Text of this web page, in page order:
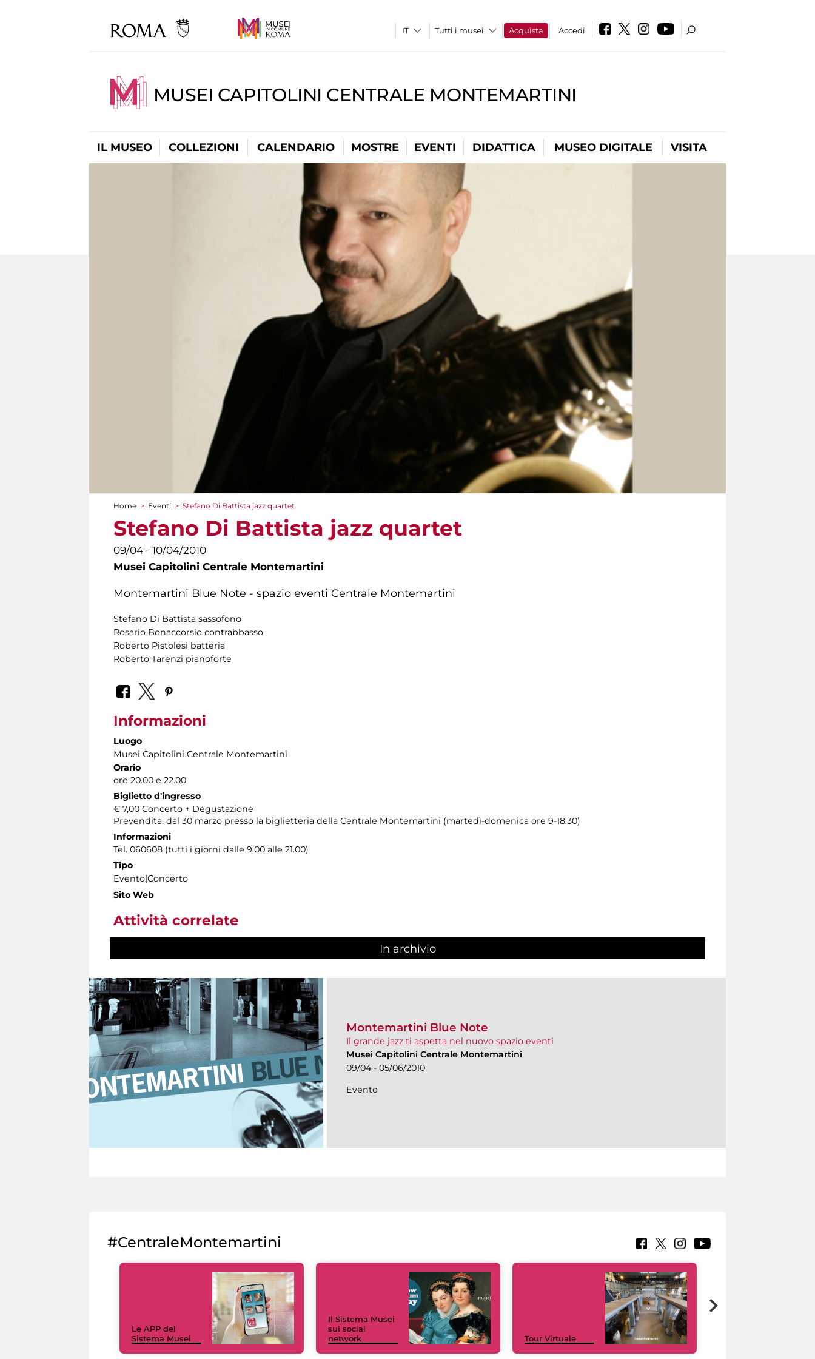
Tutti i musei Acquista Accedi
MUSEI CAPITOLINI CENTRALE MONTEMARTINI
IL MUSEO COLLEZIONI CALENDARIO MOSTRE EVENTI DIDATTICA MUSEO DIGITALE VISITA
Tu sei qui
Home > Eventi > Stefano Di Battista jazz quartet
Stefano Di Battista jazz quartet
09/04 - 10/04/2010
Musei Capitolini Centrale Montemartini
Montemartini Blue Note - spazio eventi Centrale Montemartini
Stefano Di Battista sassofono
Rosario Bonaccorsio contrabbasso
Roberto Pistolesi batteria
Roberto Tarenzi pianoforte
Informazioni
Luogo
Musei Capitolini Centrale Montemartini
Orario
ore 20.00 e 22.00
Biglietto d'ingresso
€ 7,00 Concerto + Degustazione
Prevendita: dal 30 marzo presso la biglietteria della Centrale Montemartini (martedì-domenica ore 9-18.30)
Informazioni
Tel. 060608 (tutti i giorni dalle 9.00 alle 21.00)
Tipo
Evento|Concerto
Sito Web
Attività correlate
In archivio
Montemartini Blue Note
Il grande jazz ti aspetta nel nuovo spazio eventi
Musei Capitolini Centrale Montemartini
09/04 - 05/06/2010
Evento
#CentraleMontemartini
Le APP del
Sistema Musei
Il Sistema Musei
sui social
network
Tour Virtuale